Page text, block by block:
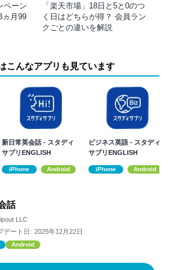
ペーン
ヵ月99
「楽天市場」18日と5と0のつ
く日はどちらが得？ 会員ラン
クごとの違いを解説
こんなアプリも見ています
新日常英会話 - スタディ
サプリENGLISH
iPhone Android
ビジネス英語 - スタディ
サプリENGLISH
iPhone Android
話
LLC
デート日: 2025年12月22日
Android